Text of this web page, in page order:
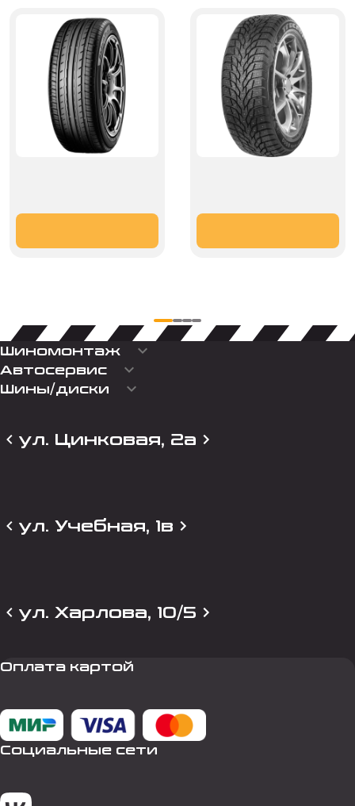
Шиномонтаж keyboard_arrow_down
Автосервис keyboard_arrow_down
Шины/диски keyboard_arrow_down
ул. Цинковая, 2а
ул. Учебная, 1в
ул. Харлова, 10/5
Оплата картой
Социальные сети